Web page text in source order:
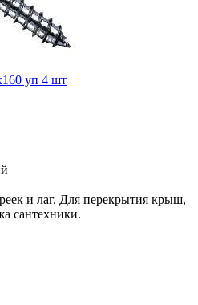
уп 4 шт
и лаг. Для перекрытия крыш,
сантехники.